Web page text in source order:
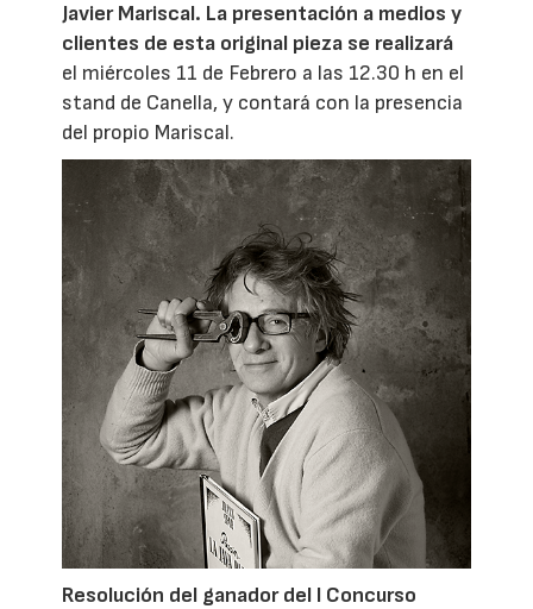
Javier Mariscal. La presentación a medios y
clientes de esta original pieza se realizará
el miércoles 11 de Febrero a las 12.30 h en el
stand de Canella, y contará con la presencia
del propio Mariscal.
Resolución del ganador del I Concurso